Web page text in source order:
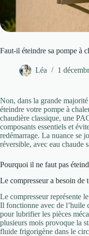
Faut-il éteindre sa pompe à
Léa 1
Non, dans la grande
éteindre votre pompe à
chaudière classique, une
composants essentiels et
redémarrage. La nuance se
réversible, avec eau chaude
Pourquoi il ne faut pas
Le compresseur a besoin de
Le compresseur représente
Il fonctionne avec de l’huile
pour lubrifier les pièces
plusieurs mois provoque la
fluide frigorigène dans le